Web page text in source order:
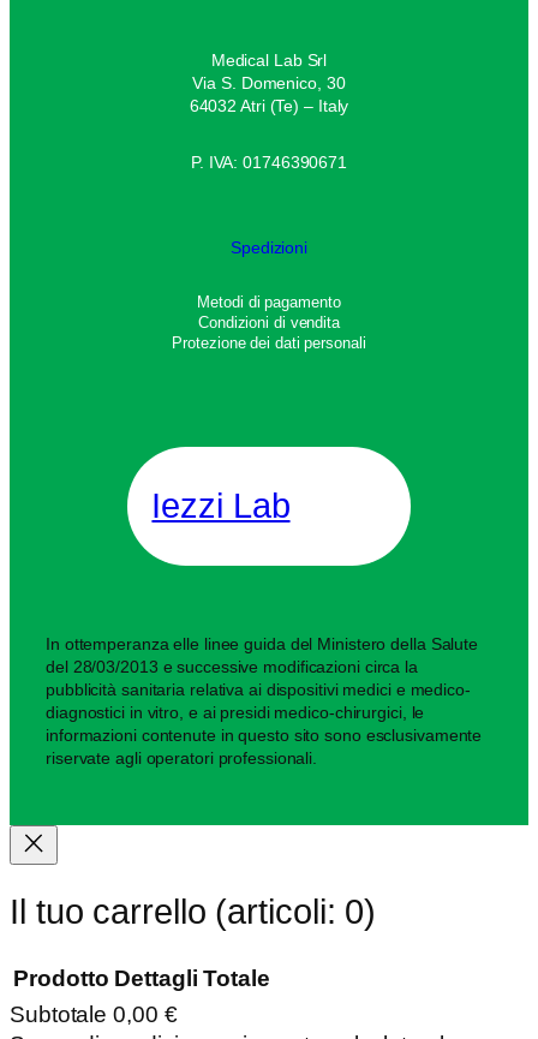
Medical Lab Srl
Via S. Domenico, 30
64032 Atri (Te) – Italy
P. IVA: 01746390671
Spedizioni
Metodi di pagamento
Condizioni di vendita
Protezione dei dati personali
Iezzi Lab
In ottemperanza elle linee guida del Ministero della Salute
del 28/03/2013 e successive modificazioni circa la
pubblicità sanitaria relativa ai dispositivi medici e medico-
diagnostici in vitro, e ai presidi medico-chirurgici, le
informazioni contenute in questo sito sono esclusivamente
riservate agli operatori professionali.
Il tuo carrello (articoli: 0)
Prodotto Dettagli Totale
Subtotale0,00 €